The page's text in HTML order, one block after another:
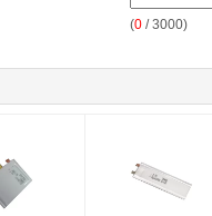
(0 / 3000)